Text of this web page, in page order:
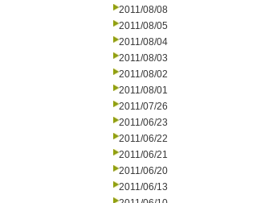
2011/08/08
2011/08/05
2011/08/04
2011/08/03
2011/08/02
2011/08/01
2011/07/26
2011/06/23
2011/06/22
2011/06/21
2011/06/20
2011/06/13